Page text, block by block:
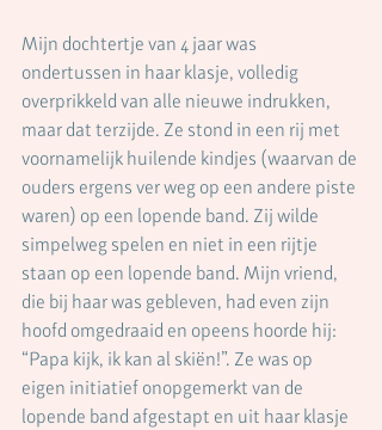
Mijn dochtertje van 4 jaar was
ondertussen in haar klasje, volledig
overprikkeld van alle nieuwe indrukken,
maar dat terzijde. Ze stond in een rij met
voornamelijk huilende kindjes (waarvan de
ouders ergens ver weg op een andere piste
waren) op een lopende band. Zij wilde
simpelweg spelen en niet in een rijtje
staan op een lopende band. Mijn vriend,
die bij haar was gebleven, had even zijn
hoofd omgedraaid en opeens hoorde hij:
“Papa kijk, ik kan al skiën!”. Ze was op
eigen initiatief onopgemerkt van de
lopende band afgestapt en uit haar klasje